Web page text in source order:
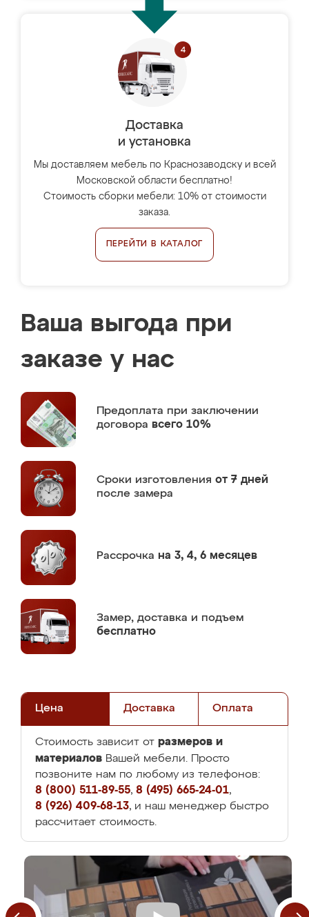
Доставка
и установка
Мы доставляем мебель по Краснозаводску и всей
Московской области бесплатно!
Стоимость сборки мебели: 10% от стоимости
заказа.
ПЕРЕЙТИ В КАТАЛОГ
Ваша выгода при
заказе у нас
Предоплата при заключении
договора всего 10%
Сроки изготовления от 7 дней
после замера
Рассрочка на 3, 4, 6 месяцев
Замер, доставка и подъем
бесплатно
Цена Доставка Оплата
Стоимость зависит от размеров и
материалов Вашей мебели. Просто
позвоните нам по любому из телефонов:
8 (800) 511-89-55, 8 (495) 665-24-01,
8 (926) 409-68-13, и наш менеджер быстро
рассчитает стоимость.